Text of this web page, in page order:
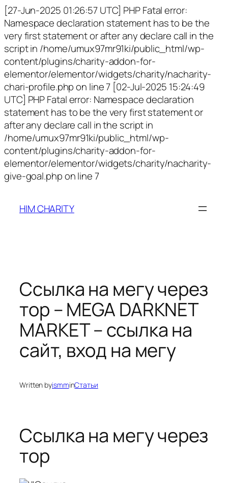
[27-Jun-2025 01:26:57 UTC] PHP Fatal error:
Namespace declaration statement has to be the
very first statement or after any declare call in the
script in /home/umux97mr91ki/public_html/wp-
content/plugins/charity-addon-for-
elementor/elementor/widgets/charity/nacharity-
chari-profile.php on line 7 [02-Jul-2025 15:24:49
UTC] PHP Fatal error: Namespace declaration
statement has to be the very first statement or
after any declare call in the script in
/home/umux97mr91ki/public_html/wp-
content/plugins/charity-addon-for-
elementor/elementor/widgets/charity/nacharity-
give-goal.php on line 7
HIM CHARITY
Ссылка на мегу через
тор – MEGA DARKNET
MARKET – ссылка на
сайт, вход на мегу
Written byismminСтатьи
Ссылка на мегу через
тор